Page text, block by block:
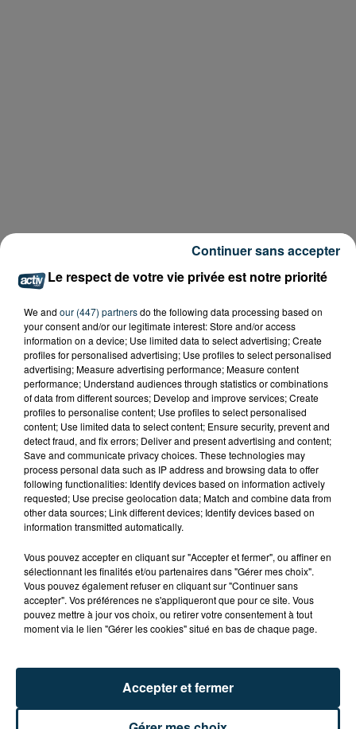
TITRES DIFFUSÉS
Le respect de votre vie privée est notre priorité
We and our (447) partnersdo the following data processing based on
your consent and/or our legitimate interest: Store and/or access
information on a device; Use limited data to select advertising; Create
profiles for personalised advertising; Use profiles to select personalised
advertising; Measure advertising performance; Measure content
performance; Understand audiences through statistics or combinations
of data from different sources; Develop and improve services; Create
profiles to personalise content; Use profiles to select personalised
content; Use limited data to select content; Ensure security, prevent and
detect fraud, and fix errors; Deliver and present advertising and content;
Save and communicate privacy choices. These technologies may
process personal data such as IP address and browsing data to offer
following functionalities: Identify devices based on information actively
requested; Use precise geolocation data; Match and combine data from
other data sources; Link different devices; Identify devices based on
information transmitted automatically.
Vous pouvez accepter en cliquant sur "Accepter et fermer", ou affiner en
sélectionnant les finalités et/ou partenaires dans "Gérer mes choix".
Vous pouvez également refuser en cliquant sur "Continuer sans
accepter". Vos préférences ne s'appliqueront que pour ce site. Vous
pouvez mettre à jour vos choix, ou retirer votre consentement à tout
moment via le lien "Gérer les cookies" situé en bas de chaque page.
Accepter et fermer
Continuer sans accepter